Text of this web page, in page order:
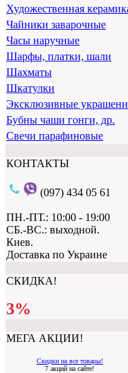
Художественная
Чайники заварочные
Часы наручные
Шарфы, платки, шали
Шахматы
Шкатулки
Эксклюзивные
Бубны чаши гонги, др.
Свечи парафиновые
КОНТАКТЫ
(097) 434 05 61
ПН.-ПТ.: 10:00 - 19:00
СБ.-ВС.: выходной.
Киев.
Доставка по Украине
СКИДКА!
3%
МЕГА АКЦИИ!
Скидки на все товары!
7 акций на сайте!